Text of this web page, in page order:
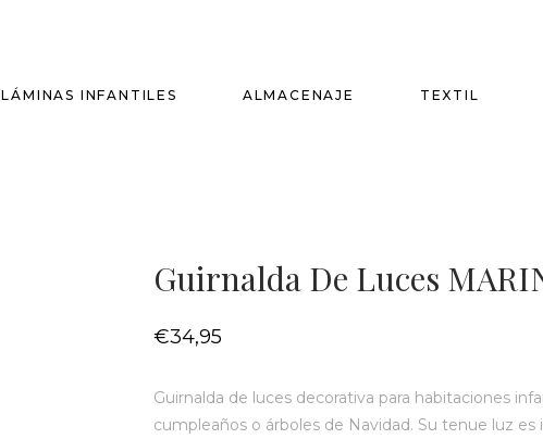
LÁMINAS INFANTILES ALMACENAJE TEXTIL
Guirnalda De Luces
€34,95
Guirnalda de luces decorativa para habitaciones
cumpleaños o árboles de Navidad. Su tenue luz es